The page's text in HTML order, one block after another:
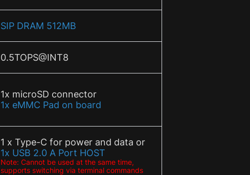
SIP DRAM 512MB
0.5TOPS@INT8
1x microSD connector
1x eMMC Pad on board
1 x Type-C for power and data or
1x USB 2.0 A Port HOST
Note: Cannot be used at the same time,
supports switching via terminal commands